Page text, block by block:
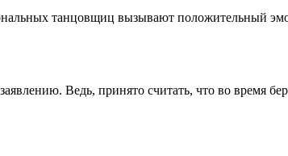
танцовщиц вызывают положительный
Ведь, принято считать, что во время